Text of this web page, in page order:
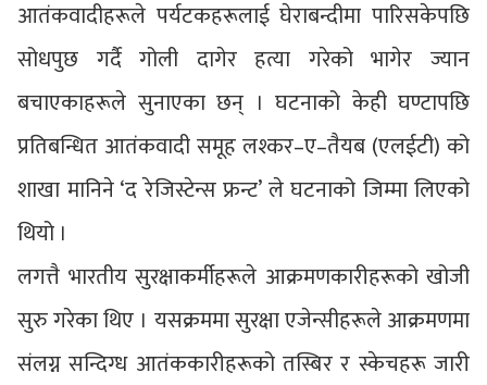
आतंकवादीहरूले पर्यटकहरूलाई घेराबन्दीमा पारिसकेपछि
सोधपुछ गर्दै गोली दागेर हत्या गरेको भागेर ज्यान
बचाएकाहरूले सुनाएका छन् । घटनाको केही घण्टापछि
प्रतिबन्धित आतंकवादी समूह लश्कर–ए–तैयब (एलईटी) को
शाखा मानिने ‘द रेजिस्टेन्स फ्रन्ट’ ले घटनाको जिम्मा लिएको
थियो ।
लगत्तै भारतीय सुरक्षाकर्मीहरूले आक्रमणकारीहरूको खोजी
सुरु गरेका थिए । यसक्रममा सुरक्षा एजेन्सीहरूले आक्रमणमा
संलग्न सन्दिग्ध आतंककारीहरूको तस्बिर र स्केचहरू जारी